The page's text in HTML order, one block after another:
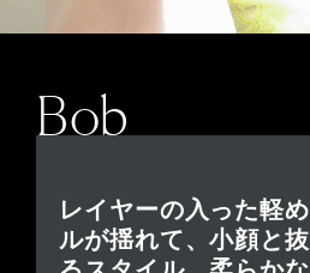
Bob
レイヤーの入った軽
ルが揺れて、小顔と